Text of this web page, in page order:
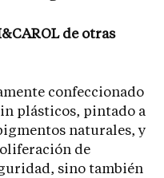
de otras
confeccionado
plásticos, pintado a
naturales, y
de
sino también